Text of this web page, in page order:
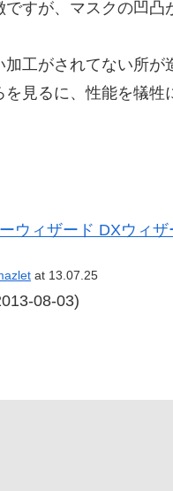
すが、マスクの凹凸
工がされてない所が
見るに、性能を犠
ウィザード DXウィ
at 13.07.25
08-03)